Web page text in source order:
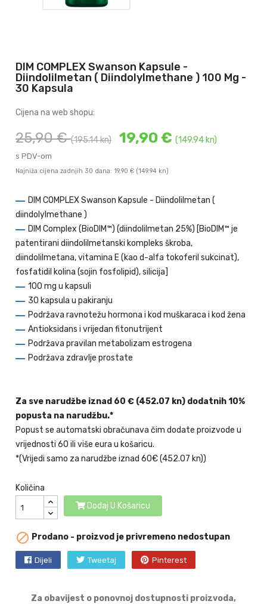
DIM COMPLEX Swanson Kapsule -
Diindolilmetan ( Diindolylmethane ) 100 Mg -
30 Kapsula
Cijena na web shopu:
25,90 €(195.14 kn) 19,90 €(149.94 kn)
s PDV-om
Najniža cijena zadnjih 30 dana: 19,90 € (149.94 kn)
DIM COMPLEX Swanson Kapsule - Diindolilmetan (
diindolylmethane )
DIM Complex (BioDIM™) (diindolilmetan 25%) [BioDIM™ je
patentirani diindolilmetanski kompleks škroba,
diindolilmetana, vitamina E (kao d-alfa tokoferil sukcinat),
fosfatidil kolina (sojin fosfolipid), silicija]
100 mg u kapsuli
30 kapsula u pakiranju
Podržava ravnotežu hormona i kod muškaraca i kod žena
Antioksidans i vrijedan fitonutrijent
Podržava pravilan metabolizam estrogena
Podržava zdravlje prostate
Za sve narudžbe iznad 60 € (452.07 kn) dodatnih 10%
popusta na narudžbu.*
Popust se automatski obračunava čim dodate proizvode u
vrijednosti 60 ili više eura u košaricu.
*(Vrijedi samo za narudžbe iznad 60€ (452.07 kn))
Količina
Dodaj U Košaricu
 Prodano - proizvod je privremeno nedostupan
Dijeli Tweetaj Pinterest
Za obavijest o ponovnoj dostupnosti proizvoda,